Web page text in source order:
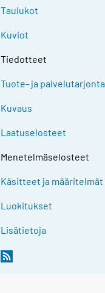
Taulukot
Kuviot
Tiedotteet
Tuote- ja palvelutarjonta
Kuvaus
Laatuselosteet
Menetelmäselosteet
Käsitteet ja määritelmät
Luokitukset
Lisätietoja